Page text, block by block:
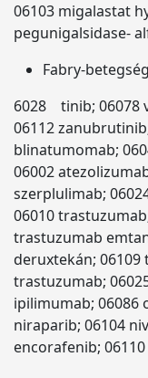
06103 migalastat
pegunigalsidase-
Fabry-
6028 tinib; 06078
06112
blinatumomab;
06002
szerplulimab;
06010
trastuzumab
deruxtekán; 06109
trastuzumab;
ipilimumab; 06086
niraparib; 06104
encorafenib;